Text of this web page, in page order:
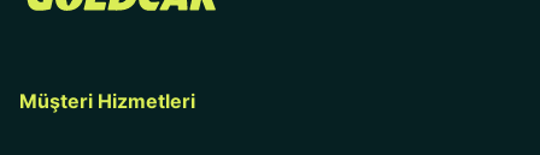
Müşteri Hizmetleri